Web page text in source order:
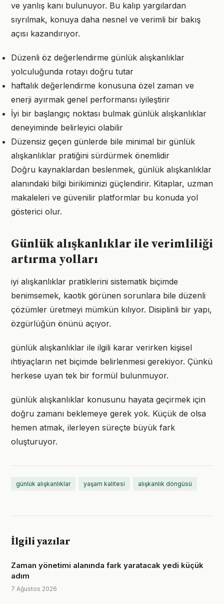
ve yanlış kanı bulunuyor. Bu kalıp yargılardan
sıyrılmak, konuya daha nesnel ve verimli bir bakış
açısı kazandırıyor.
Düzenli öz değerlendirme günlük alışkanlıklar
yolculuğunda rotayı doğru tutar
haftalık değerlendirme konusuna özel zaman ve
enerji ayırmak genel performansı iyileştirir
İyi bir başlangıç noktası bulmak günlük alışkanlıklar
deneyiminde belirleyici olabilir
Düzensiz geçen günlerde bile minimal bir günlük
alışkanlıklar pratiğini sürdürmek önemlidir
Doğru kaynaklardan beslenmek, günlük alışkanlıklar
alanındaki bilgi birikiminizi güçlendirir. Kitaplar, uzman
makaleleri ve güvenilir platformlar bu konuda yol
gösterici olur.
Günlük alışkanlıklar ile verimliliği
artırma yolları
iyi alışkanlıklar pratiklerini sistematik biçimde
benimsemek, kaotik görünen sorunlara bile düzenli
çözümler üretmeyi mümkün kılıyor. Disiplinli bir yapı,
özgürlüğün önünü açıyor.
günlük alışkanlıklar ile ilgili karar verirken kişisel
ihtiyaçların net biçimde belirlenmesi gerekiyor. Çünkü
herkese uyan tek bir formül bulunmuyor.
günlük alışkanlıklar konusunu hayata geçirmek için
doğru zamanı beklemeye gerek yok. Küçük de olsa
hemen atmak, ilerleyen süreçte büyük fark
oluşturuyor.
günlük alışkanlıklar yaşam kalitesi alışkanlık döngüsü
İlgili yazılar
Zaman yönetimi alanında fark yaratacak yedi küçük
adım
7 Ağustos 2026